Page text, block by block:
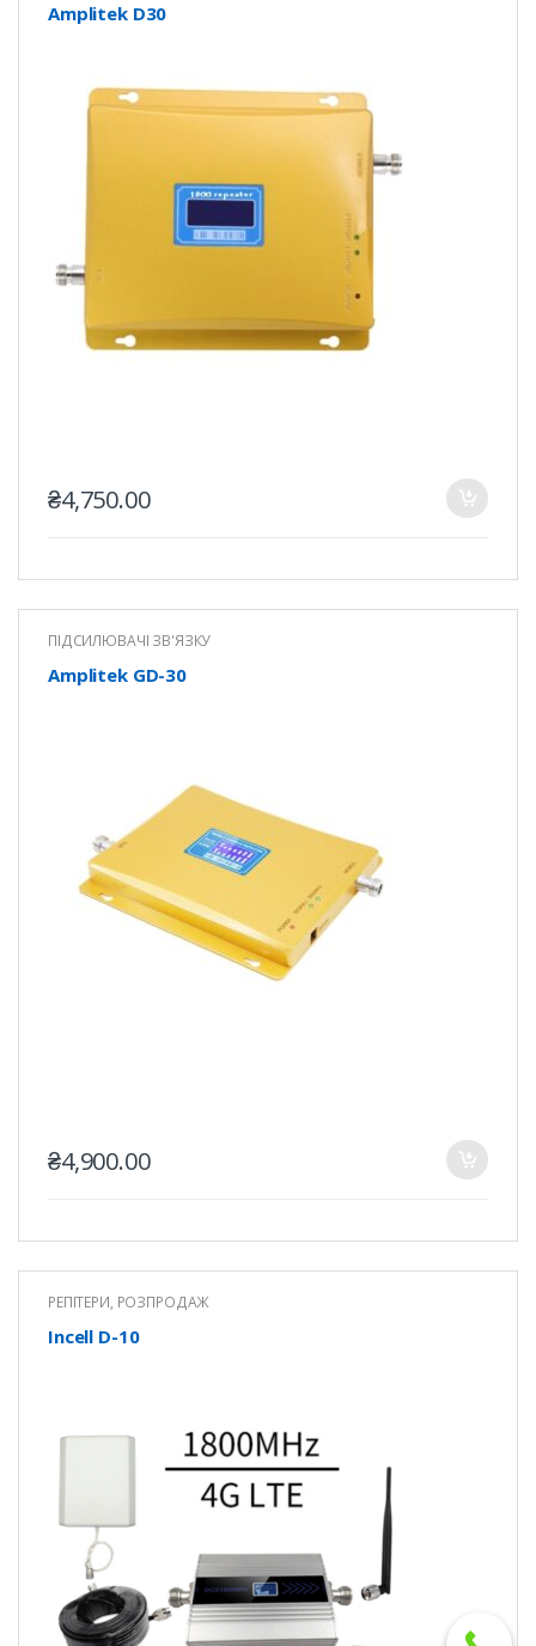
Amplitek D30
₴4,750.00
ПІДСИЛЮВАЧІ ЗВ'ЯЗКУ
Amplitek GD-30
₴4,900.00
РЕПІТЕРИ, РОЗПРОДАЖ
Incell D-10